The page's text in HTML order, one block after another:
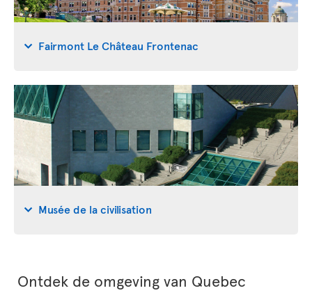
Fairmont Le Château Frontenac
Musée de la civilisation
Ontdek de omgeving van Quebec